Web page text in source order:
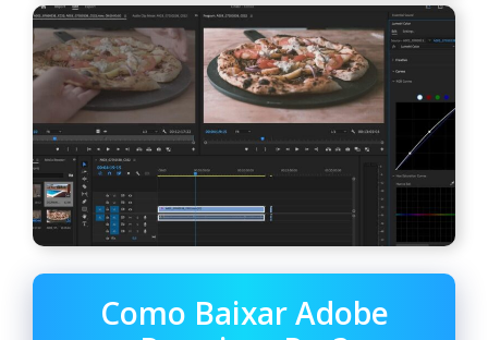
Como Baixar Adobe